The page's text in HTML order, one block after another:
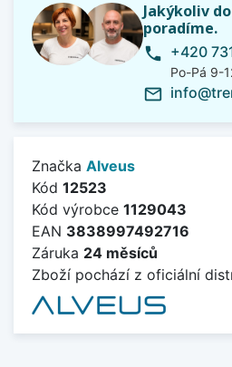
Jakýkoliv
poradíme.
phone +420
Po-Pá 9-
mail_outline
Značka Alveus
Kód 12523
Kód výrobce 1129043
EAN 3838997492716
Záruka 24 měsíců
Zboží pochází z oficiální